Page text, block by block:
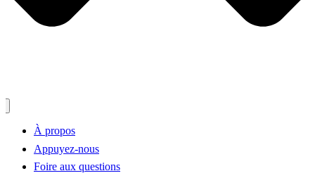
À propos
Appuyez-nous
Foire aux questions